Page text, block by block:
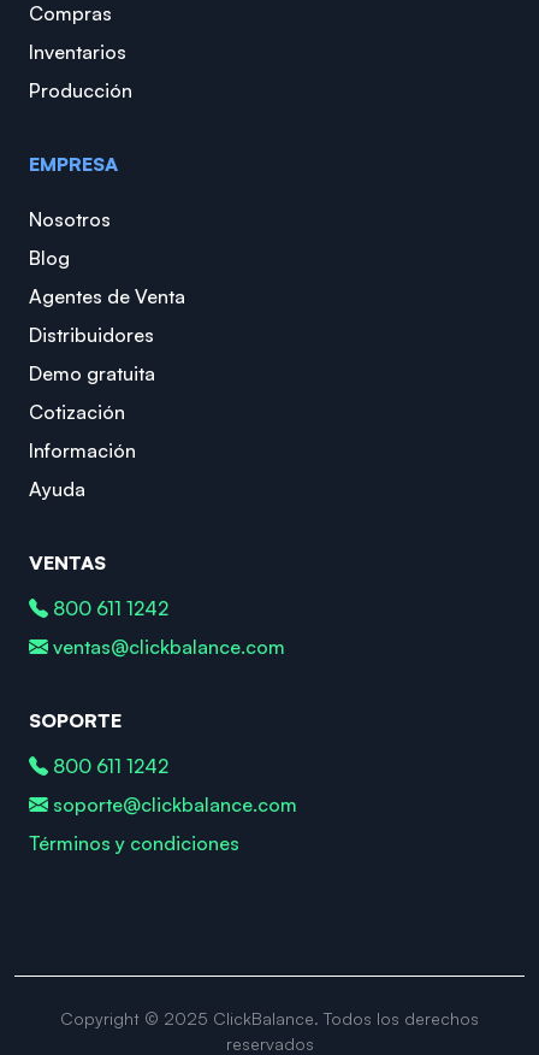
Compras
Inventarios
Producción
EMPRESA
Nosotros
Blog
Agentes de Venta
Distribuidores
Demo gratuita
Cotización
Información
Ayuda
VENTAS
800 611 1242
ventas@clickbalance.com
SOPORTE
800 611 1242
soporte@clickbalance.com
Términos y condiciones
Copyright © 2025 ClickBalance. Todos los derechos
reservados